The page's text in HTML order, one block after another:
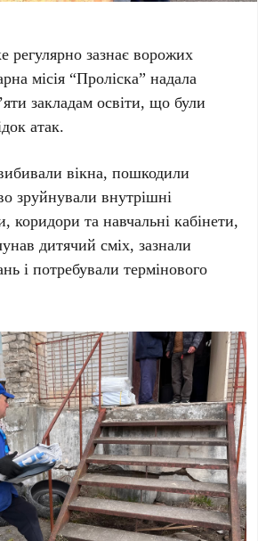
регулярно зазнає ворожих
місія “Проліска” надала
закладам освіти, що були
атак.
вікна, пошкодили
зруйнували внутрішні
та навчальні кабінети,
дитячий сміх, зазнали
і потребували термінового